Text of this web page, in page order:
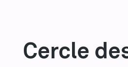
Cercle